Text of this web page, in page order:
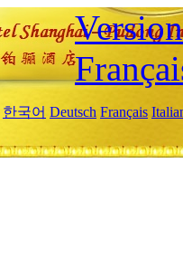
한국어 Deutsch Français